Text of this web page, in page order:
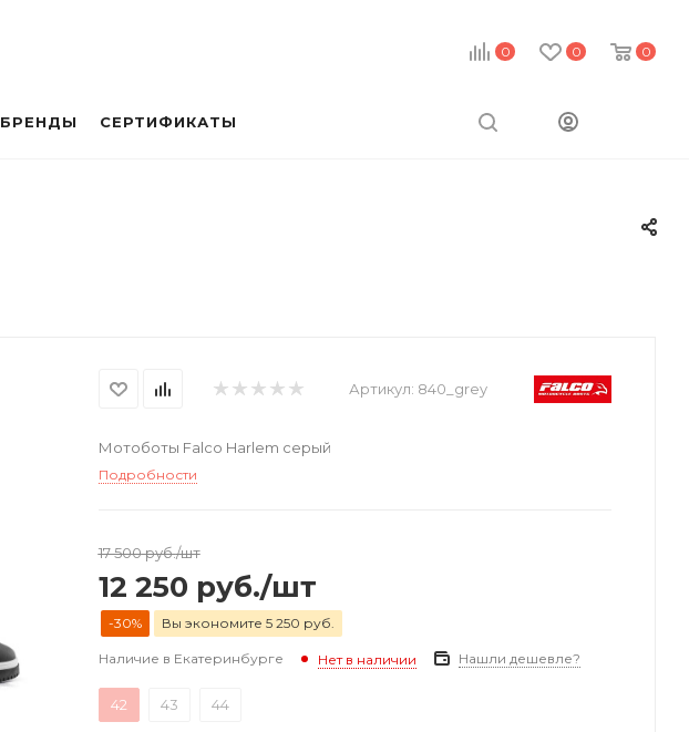
0 0 0
БРЕНДЫ СЕРТИФИКАТЫ
Артикул: 840_grey
Мотоботы Falco Harlem серый
Подробности
17 500руб./шт
12 250 руб./шт
-30% Вы экономите 5 250 руб.
Наличие в Екатеринбурге Нет в наличии Нашли дешевле?
42 43 44